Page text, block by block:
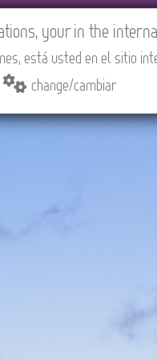
CONTACT
your in the
está usted en el sitio
change/cambiar